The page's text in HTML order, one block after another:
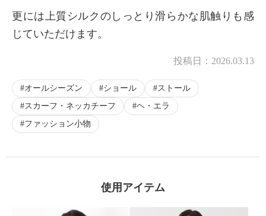
更には上質シルクのしっとり滑らかな肌触りも感
じていただけます。
投稿日： 2026.03.13
オールシーズン ショール
ストール
スカーフ・ネッカチーフ
ヘ・エラ
ファッション小物
使用アイテム